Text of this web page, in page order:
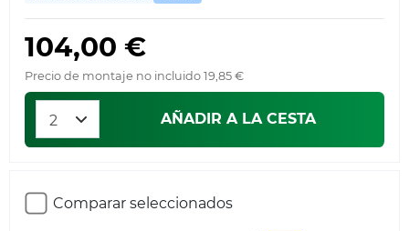
104,00 €
Precio de montaje no incluido 19,85 €
AÑADIR A LA CESTA
Comparar seleccionados